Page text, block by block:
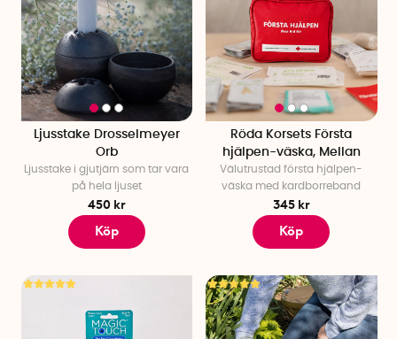
Ljusstake Drosselmeyer
Orb
Ljusstake i gjutjärn som tar vara
på hela ljuset
450 kr
Köp
Röda Korsets Första
hjälpen-väska, Mellan
Välutrustad första hjälpen-
väska med kardborreband
345 kr
Köp